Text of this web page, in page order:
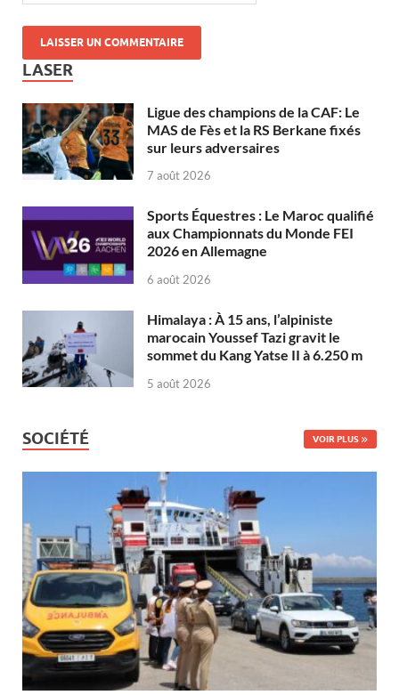
LASER
Ligue des champions de la CAF: Le
MAS de Fès et la RS Berkane fixés
sur leurs adversaires
7 août 2026
Sports Équestres : Le Maroc qualifié
aux Championnats du Monde FEI
2026 en Allemagne
6 août 2026
Himalaya : À 15 ans, l’alpiniste
marocain Youssef Tazi gravit le
sommet du Kang Yatse II à 6.250 m
5 août 2026
SOCIÉTÉ VOIR PLUS